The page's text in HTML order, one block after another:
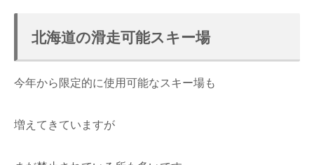
北海道の滑走可能スキー場
今年から限定的に使用可能なスキー場も
増えてきていますが